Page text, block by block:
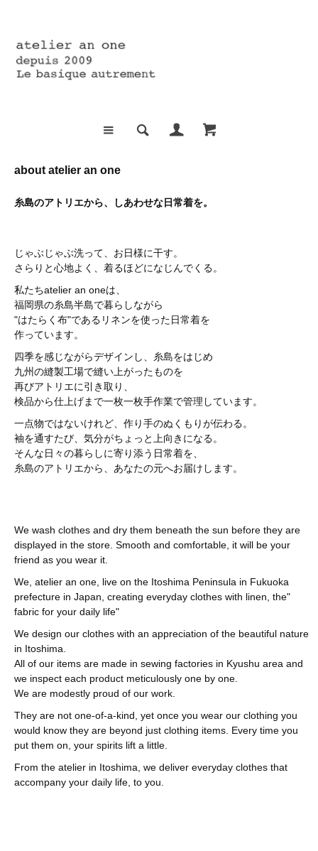
about atelier an one
糸島のアトリエから、しあわせな日常着を。
じゃぶじゃぶ洗って、お日様に干す。
さらりと心地よく、着るほどになじんでくる。
私たちatelier an oneは、
福岡県の糸島半島で暮らしながら
"はたらく布"であるリネンを使った日常着を
作っています。
四季を感じながらデザインし、糸島をはじめ
九州の縫製工場で縫い上がったものを
再びアトリエに引き取り、
検品から仕上げまで一枚一枚手作業で管理しています。
一点物ではないけれど、作り手のぬくもりが伝わる。
袖を通すたび、気分がちょっと上向きになる。
そんな日々の暮らしに寄り添う日常着を、
糸島のアトリエから、あなたの元へお届けします。
We wash clothes and dry them beneath the sun before they are
displayed in the store. Smooth and comfortable, it will be your
friend as you wear it.
We, atelier an one, live on the Itoshima Peninsula in Fukuoka
prefecture in Japan, creating everyday clothes with linen, the"
fabric for your daily life"
We design our clothes with an appreciation of the beautiful nature
in Itoshima.
All of our items are made in sewing factories in Kyushu area and
we inspect each product meticulously one by one.
We are modestly proud of our work.
They are not one-of-a-kind, yet once you wear our clothing you
would know they are beyond just clothing items. Every time you
put them on, your spirits lift a little.
From the atelier in Itoshima, we deliver everyday clothes that
accompany your daily life, to you.